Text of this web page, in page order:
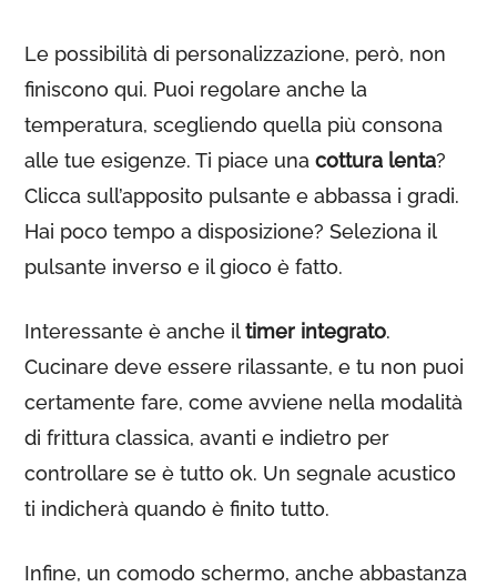
Le possibilità di personalizzazione, però, non
finiscono qui. Puoi regolare anche la
temperatura, scegliendo quella più consona
alle tue esigenze. Ti piace unacottura lenta?
Clicca sull’apposito pulsante e abbassa i gradi.
Hai poco tempo a disposizione? Seleziona il
pulsante inverso e il gioco è fatto.
Interessante è anche iltimer integrato.
Cucinare deve essere rilassante, e tu non puoi
certamente fare, come avviene nella modalità
di frittura classica, avanti e indietro per
controllare se è tutto ok. Un segnale acustico
ti indicherà quando è finito tutto.
Infine, un comodo schermo, anche abbastanza